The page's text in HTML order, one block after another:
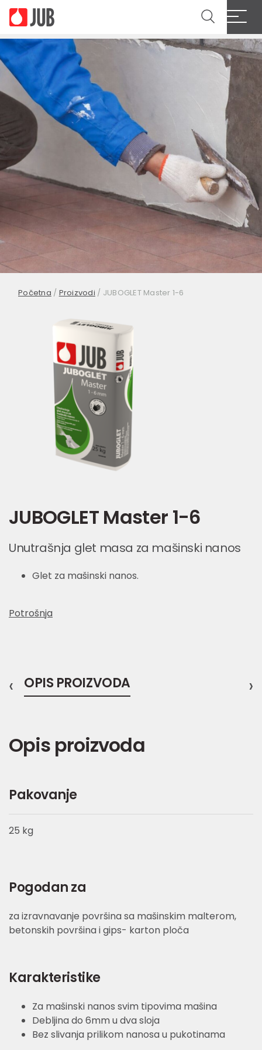
Početna / Proizvodi / JUBOGLET Master 1-6
JUBOGLET Master 1-6
Unutrašnja glet masa za mašinski nanos
Glet za mašinski nanos.
Potrošnja
OPIS PROIZVODA
‹ ›
Opis proizvoda
Pakovanje
25 kg
Pogodan za
za izravnavanje površina sa mašinskim malterom,
betonskih površina i gips- karton ploča
Karakteristike
Za mašinski nanos svim tipovima mašina
Debljina do 6mm u dva sloja
Bez slivanja prilikom nanosa u pukotinama